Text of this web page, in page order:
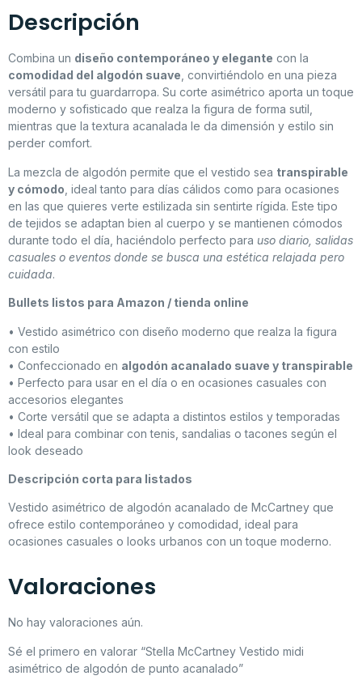
Descripción
Combina un diseño contemporáneo y elegante con la
comodidad del algodón suave, convirtiéndolo en una pieza
versátil para tu guardarropa. Su corte asimétrico aporta un toque
moderno y sofisticado que realza la figura de forma sutil,
mientras que la textura acanalada le da dimensión y estilo sin
perder comfort.
La mezcla de algodón permite que el vestido sea transpirable
y cómodo , ideal tanto para días cálidos como para ocasiones
en las que quieres verte estilizada sin sentirte rígida. Este tipo
de tejidos se adaptan bien al cuerpo y se mantienen cómodos
durante todo el día, haciéndolo perfecto para uso diario, salidas
casuales o eventos donde se busca una estética relajada pero
cuidada.
Bullets listos para Amazon / tienda online
• Vestido asimétrico con diseño moderno que realza la figura
con estilo
• Confeccionado en algodón acanalado suave y transpirable
• Perfecto para usar en el día o en ocasiones casuales con
accesorios elegantes
• Corte versátil que se adapta a distintos estilos y temporadas
• Ideal para combinar con tenis, sandalias o tacones según el
look deseado
Descripción corta para listados
Vestido asimétrico de algodón acanalado de McCartney que
ofrece estilo contemporáneo y comodidad, ideal para
ocasiones casuales o looks urbanos con un toque moderno.
Valoraciones
No hay valoraciones aún.
Sé el primero en valorar “Stella McCartney Vestido midi
asimétrico de algodón de punto acanalado”